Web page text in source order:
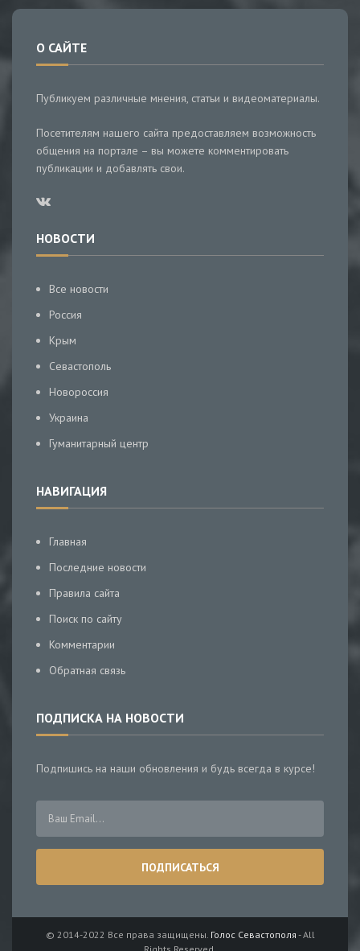
О САЙТЕ
Публикуем различные мнения, статьи и видеоматериалы.
Посетителям нашего сайта предоставляем возможность
общения на портале – вы можете комментировать
публикации и добавлять свои.
НОВОСТИ
Все новости
Россия
Крым
Севастополь
Новороссия
Украина
Гуманитарный центр
НАВИГАЦИЯ
Главная
Последние новости
Правила сайта
Поиск по сайту
Комментарии
Обратная связь
ПОДПИСКА НА НОВОСТИ
Подпишись на наши обновления и будь всегда в курсе!
© 2014-2022 Все права защищены. Голос Севастополя - All